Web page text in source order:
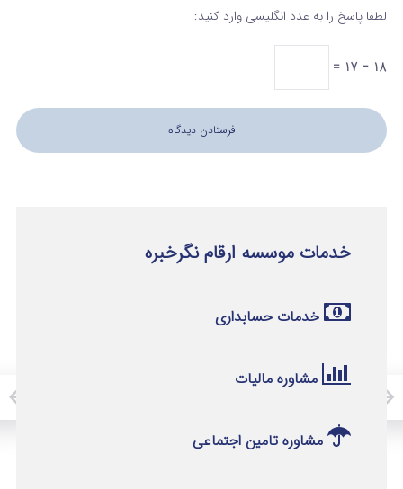
لطفا پاسخ را به عدد انگلیسی وارد کنید:
18 − 17 =
خدمات موسسه ارقام نگرخبره
خدمات حسابداری
مشاوره مالیات
مشاوره تامین اجتماعی